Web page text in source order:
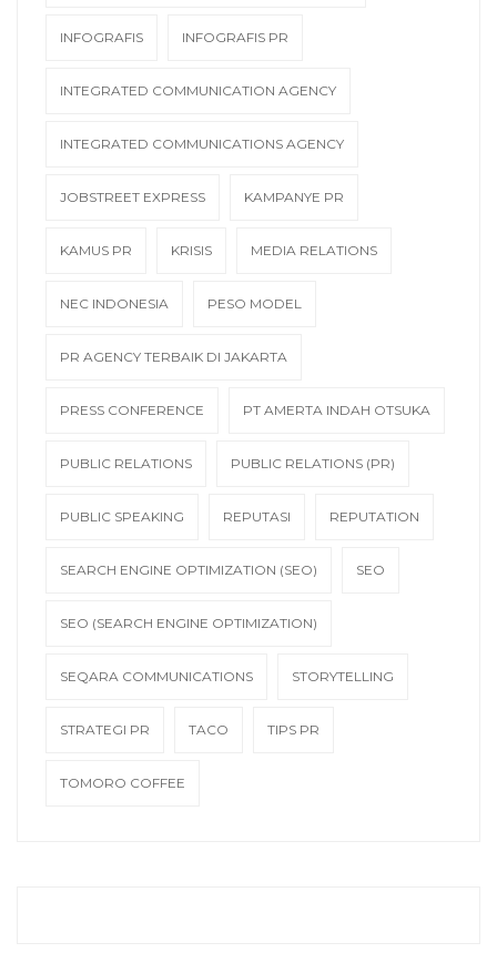
INFOGRAFIS INFOGRAFIS PR
INTEGRATED COMMUNICATION AGENCY
INTEGRATED COMMUNICATIONS AGENCY
JOBSTREET EXPRESS KAMPANYE PR
KAMUS PR KRISIS MEDIA RELATIONS
NEC INDONESIA PESO MODEL
PR AGENCY TERBAIK DI JAKARTA
PRESS CONFERENCE PT AMERTA INDAH OTSUKA
PUBLIC RELATIONS PUBLIC RELATIONS (PR)
PUBLIC SPEAKING REPUTASI REPUTATION
SEARCH ENGINE OPTIMIZATION (SEO) SEO
SEO (SEARCH ENGINE OPTIMIZATION)
SEQARA COMMUNICATIONS STORYTELLING
STRATEGI PR TACO TIPS PR
TOMORO COFFEE